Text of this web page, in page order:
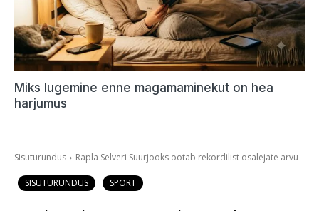
Miks lugemine enne magamaminekut on hea
harjumus